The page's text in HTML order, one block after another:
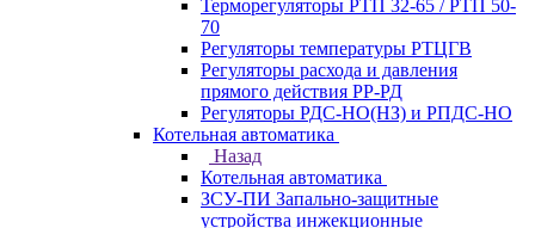
Терморегуляторы РТП 32-65 / РТП 50-
70
Регуляторы температуры РТЦГВ
Регуляторы расхода и давления
прямого действия РР-РД
Регуляторы РДС-НО(НЗ) и РПДС-НО
Котельная автоматика
Назад
Котельная автоматика
ЗСУ-ПИ Запально-защитные
устройства инжекционные